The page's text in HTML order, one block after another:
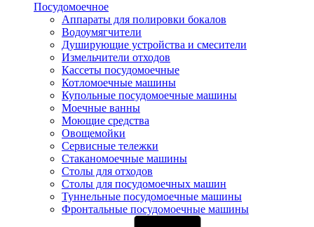
Посудомоечное
Аппараты для полировки бокалов
Водоумягчители
Душирующие устройства и смесители
Измельчители отходов
Кассеты посудомоечные
Котломоечные машины
Купольные посудомоечные машины
Моечные ванны
Моющие средства
Овощемойки
Сервисные тележки
Стаканомоечные машины
Столы для отходов
Столы для посудомоечных машин
Туннельные посудомоечные машины
Фронтальные посудомоечные машины